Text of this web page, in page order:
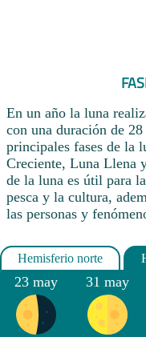
En un año la luna
con una duración de
principales fases de la
Creciente, Luna Llena
de la luna es útil para
pesca y la cultura,
las personas y
23 may 31 may